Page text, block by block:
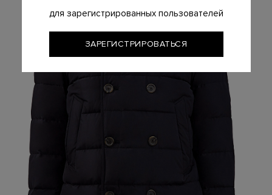
для зарегистрированных пользователей
ЗАРЕГИСТРИРОВАТЬСЯ